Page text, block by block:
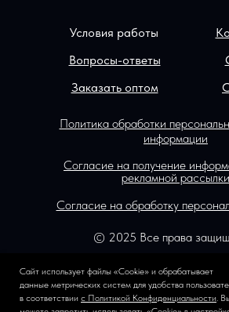
Заказать оптом
Вопросы-ответы
Условия работы
© 2025 Все права
Политика обработки
информации
Согласие на получение
рекламной рассылки
Согласие на обработку
Сайт разработан в
Сайт использует файлы «Сookie» и обрабатывает
данные метрических систем для удобства
в соответствии с Политикой Конфиденциальности.